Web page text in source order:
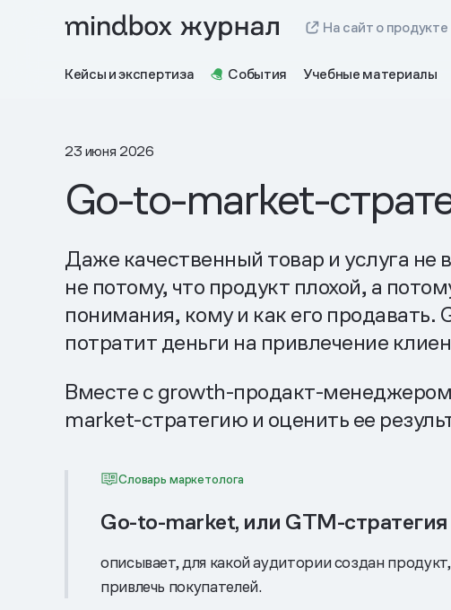
На сайт о продукте
Кейсы и экспертиза События Учебные материалы
23 июня 2026
Go-to-market-
Даже качественный товар и услуга не
не потому, что продукт плохой, а
понимания, кому и как его продавать.
потратит деньги на привлечение
Вместе с growth-продакт-
market-стратегию и оценить ее
Словарь маркетолога
Go-to-market, или GTM-стратегия
описывает, для какой аудитории создан
привлечь покупателей.